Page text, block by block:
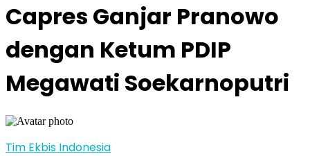
Capres Ganjar Pranowo
dengan Ketum PDIP
Megawati Soekarnoputri
Tim Ekbis Indonesia